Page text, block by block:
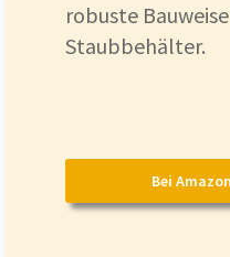
robuste
Staubbehälter.
Bei